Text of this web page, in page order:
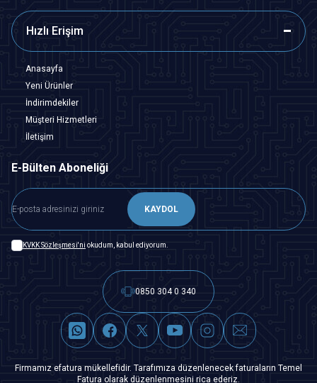
Hızlı Erişim
Anasayfa
Yeni Ürünler
İndirimdekiler
Müşteri Hizmetleri
İletişim
E-Bülten Aboneliği
KAYDOL
KVKK Sözleşmesi'ni okudum, kabul ediyorum.
0850 304 0 340
Firmamız efatura mükellefidir. Tarafımıza düzenlenecek faturaların Temel
Fatura olarak düzenlenmesini rica ederiz.